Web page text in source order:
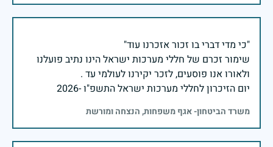
שימור זכרם של חללי מערכות ישראל הינו נתיב פועלנו
יום הזיכרון לחללי מערכות ישראל התשפ"ו -2026
משרד הביטחון- אגף משפחות, הנצחה ומורשת